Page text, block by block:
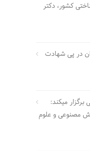
کشور، دکتر
در پی شهادت
میکند:
مصنوعی و علوم